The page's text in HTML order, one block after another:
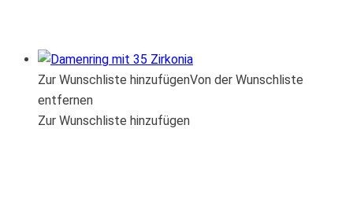
Zur Wunschliste hinzufügenVon der Wunschliste
entfernen
Zur Wunschliste hinzufügen